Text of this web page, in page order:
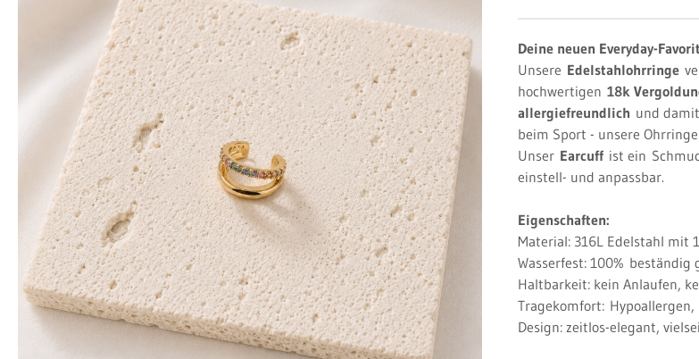
Deine neuen Everyday-
Unsere Edelstahlohrringe
hochwertigen 18k
allergiefreundlich und
beim Sport - unsere
Unser Earcuff ist ein
einstell- und anpassbar.
Eigenschaften:
Material: 316L Edelstahl mit
Wasserfest: 100% beständig
Haltbarkeit: kein Anlaufen,
Tragekomfort: Hypoallergen,
Design: zeitlos-elegant,